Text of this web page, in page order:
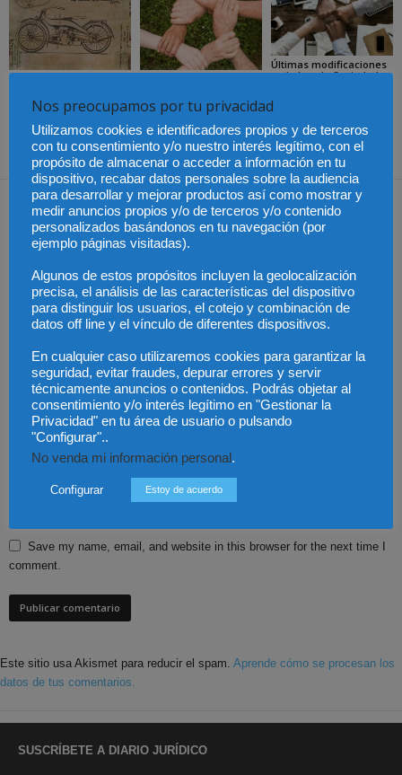
Cómo proteger tu
el extranjero: claves
lingüísticas y jurídicas
anteproyecto de Ley de
Familias por
Últimas modificaciones
en la Ley de Sociedades
Dejar una respuesta
Save my name, email, and website in this browser for the next time I
comment.
Este sitio usa Akismet para reducir el spam. Aprende cómo se procesan los
datos de tus comentarios.
SUSCRÍBETE A DIARIO JURÍDICO
Nos preocupamos por tu privacidad
Utilizamos cookies e identificadores propios y de terceros
con tu consentimiento y/o nuestro interés legítimo, con el
propósito de almacenar o acceder a información en tu
dispositivo, recabar datos personales sobre la audiencia
para desarrollar y mejorar productos así como mostrar y
medir anuncios propios y/o de terceros y/o contenido
personalizados basándonos en tu navegación (por
ejemplo páginas visitadas).
Algunos de estos propósitos incluyen la geolocalización
precisa, el análisis de las características del dispositivo
para distinguir los usuarios, el cotejo y combinación de
datos off line y el vínculo de diferentes dispositivos.
En cualquier caso utilizaremos cookies para garantizar la
seguridad, evitar fraudes, depurar errores y servir
técnicamente anuncios o contenidos. Podrás objetar al
consentimiento y/o interés legítimo en "Gestionar la
Privacidad" en tu área de usuario o pulsando
"Configurar"..
No venda mi información personal.
Configurar Estoy de acuerdo